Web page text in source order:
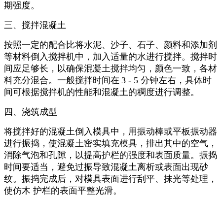
期强度。
三、搅拌混凝土
按照一定的配合比将水泥、沙子、石子、颜料和添加剂
等材料倒入搅拌机中，加入适量的水进行搅拌。搅拌时
间应足够长，以确保混凝土搅拌均匀，颜色一致，各材
料充分混合。一般搅拌时间在 3 - 5 分钟左右，具体时
间可根据搅拌机的性能和混凝土的稠度进行调整。
四、浇筑成型
将搅拌好的混凝土倒入模具中，用振动棒或平板振动器
进行振捣，使混凝土密实填充模具，排出其中的空气，
消除气泡和孔隙，以提高护栏的强度和表面质量。振捣
时间要适当，避免过振导致混凝土离析或表面出现砂
纹。振捣完成后，对模具表面进行刮平、抹光等处理，
使仿木 护栏的表面平整光滑。